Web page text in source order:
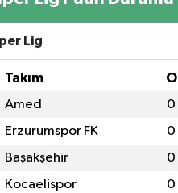
Lig
Takım O
Amed 0
Erzurumspor FK 0
Başakşehir 0
Kocaelispor 0